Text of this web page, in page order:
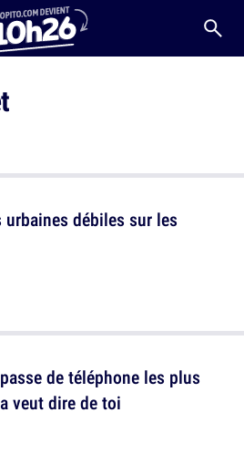
urbaines débiles sur les
de téléphone les plus
veut dire de toi